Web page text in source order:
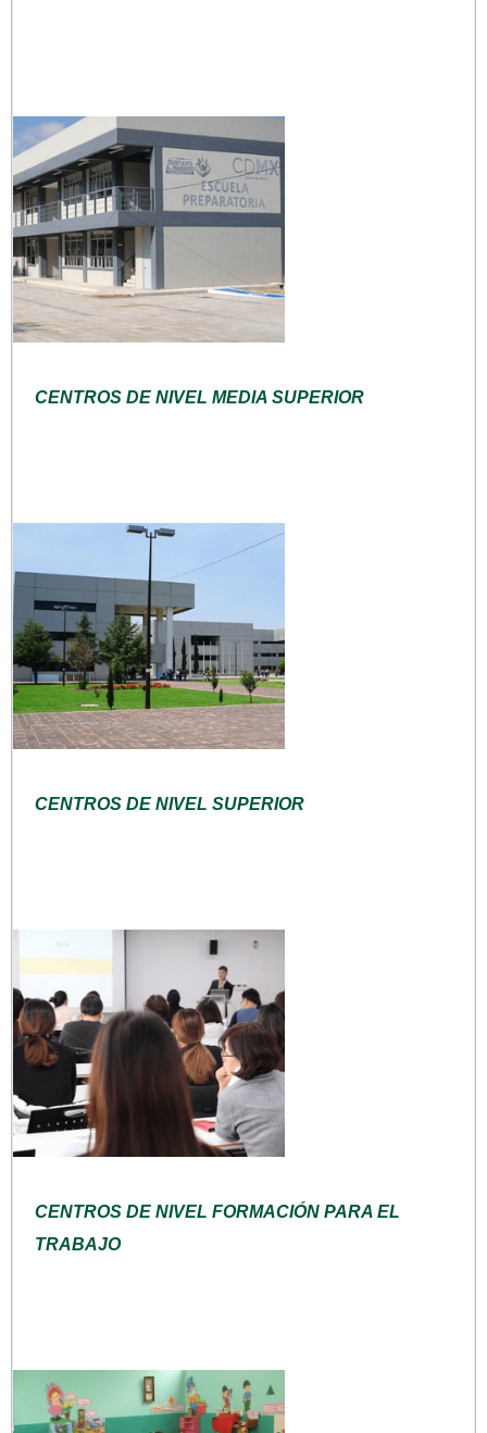
CENTROS DE NIVEL MEDIA SUPERIOR
CENTROS DE NIVEL SUPERIOR
CENTROS DE NIVEL FORMACIÓN PARA EL
TRABAJO